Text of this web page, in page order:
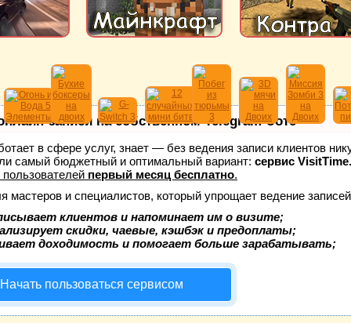
записи на собственном Telegram-боте
в сфере услуг, знает — без ведения записи клиентов
самый бюджетный и оптимальный вариант: сервис VisitTime.
первый месяц бесплатно.
мастеров и специалистов, который упрощает ведение
клиентов и напоминает им о визите;
скидки, чаевые, кэшбэк и предоплаты;
доходимость и помогает больше зарабатывать;
Начать пользоваться сервисом